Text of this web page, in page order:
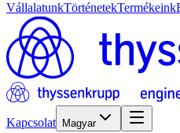
VállalatunkTörténetekTermékeink
Kapcsolat Magyar